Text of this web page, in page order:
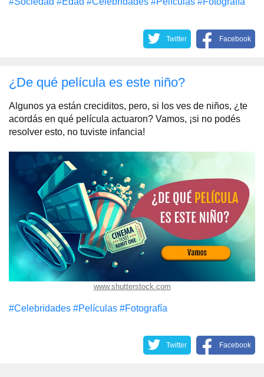
Twitter Facebook
¿De qué película es este niño?
Algunos ya están creciditos, pero, si los ves de niños, ¿te
acordás en qué película actuaron? Vamos, ¡si no podés
resolver esto, no tuviste infancia!
www.shutterstock.com
#Celebridades #Películas #Fotografía
Twitter Facebook